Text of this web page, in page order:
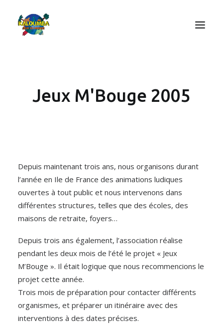
L’ASSOCIATION
CONTACT
RECHERCHE
Jeux M'Bouge 2005
Depuis maintenant trois ans, nous organisons durant
l’année en Ile de France des animations ludiques
ouvertes à tout public et nous intervenons dans
différentes structures, telles que des écoles, des
maisons de retraite, foyers…
Depuis trois ans également, l’association réalise
pendant les deux mois de l’été le projet « Jeux
M’Bouge ». Il était logique que nous recommencions le
projet cette année.
Trois mois de préparation pour contacter différents
organismes, et préparer un itinéraire avec des
interventions à des dates précises.